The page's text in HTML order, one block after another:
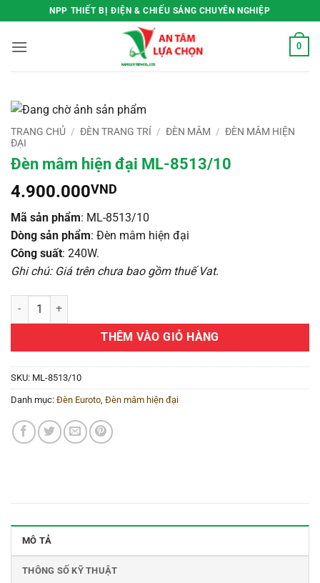
qua
nội
NPP THIẾT BỊ ĐIỆN & CHIẾU SÁNG CHUYÊN NGHIỆP
0
TRANG CHỦ / ĐÈN TRANG TRÍ / ĐÈN MÂM / ĐÈN MÂM HIỆN
ĐẠI
Đèn mâm hiện đại ML-8513/10
4.900.000VND
Mã sản phẩm: ML-8513/10
Dòng sản phẩm: Đèn mâm hiện đại
Công suất: 240W.
Ghi chú: Giá trên chưa bao gồm thuế Vat.
Đèn mâm hiện đại ML-8513/10 số lượng
THÊM VÀO GIỎ HÀNG
SKU: ML-8513/10
Danh mục: Đèn Euroto Đèn mâm hiện đại
MÔ TẢ
THÔNG SỐ KỸ THUẬT